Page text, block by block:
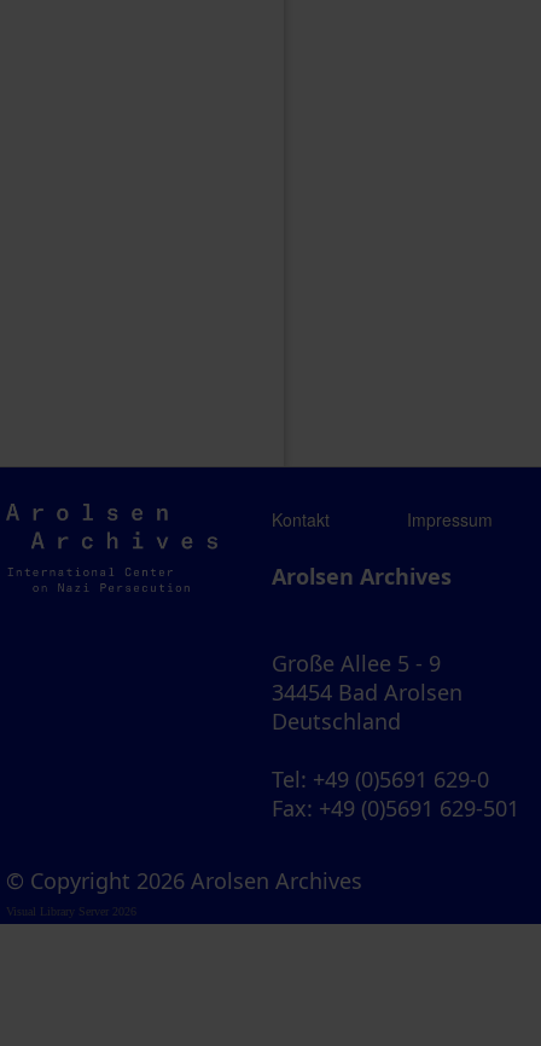
Arolsen
Archives
Kontakt Impressum
Arolsen Archives
Große Allee 5 - 9
34454 Bad Arolsen
Deutschland
Tel: +49 (0)5691 629-0
Fax: +49 (0)5691 629-501
© Copyright 2026 Arolsen Archives
Visual Library Server 2026